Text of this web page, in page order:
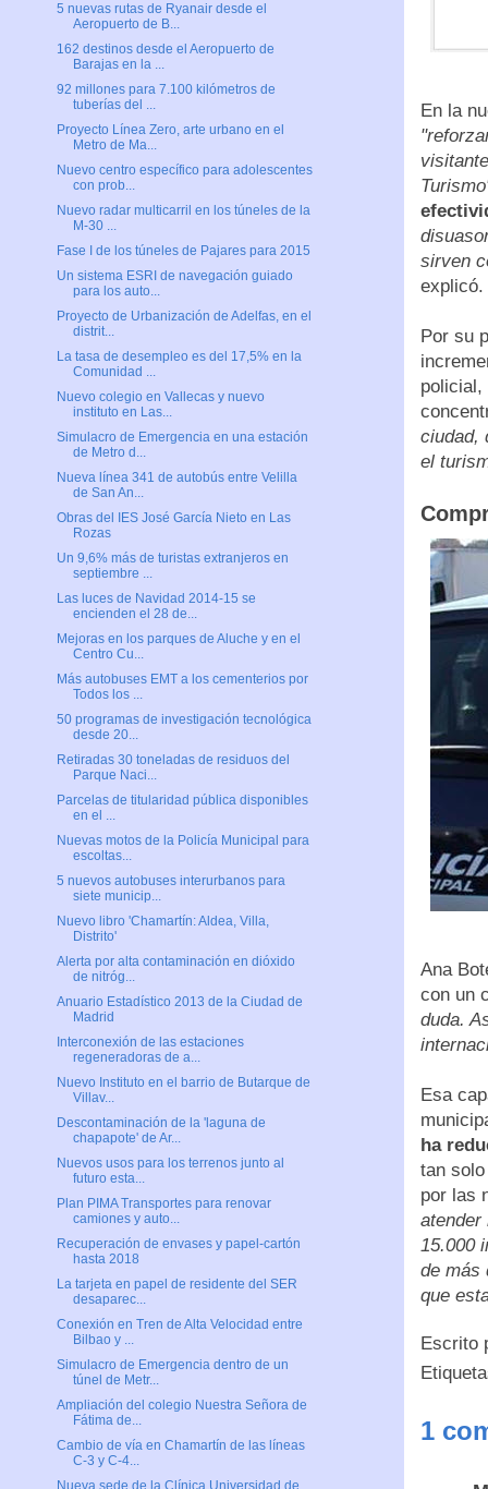
En la
sirven
explicó.
Por su
ciudad,
el
Ana
con un
duda.
Esa
ha
tan
por las
atender
15.000
de más
que
Escrito
1
5 nuevas rutas de Ryanair desde el
Aeropuerto de B...
162 destinos desde el Aeropuerto de
Barajas en la ...
92 millones para 7.100 kilómetros de
tuberías del ...
Proyecto Línea Zero, arte urbano en el
Metro de Ma...
Nuevo centro específico para adolescentes
con prob...
Nuevo radar multicarril en los túneles de la
M-30 ...
Fase I de los túneles de Pajares para 2015
Un sistema ESRI de navegación guiado
para los auto...
Proyecto de Urbanización de Adelfas, en el
distrit...
La tasa de desempleo es del 17,5% en la
Comunidad ...
Nuevo colegio en Vallecas y nuevo
instituto en Las...
Simulacro de Emergencia en una estación
de Metro d...
Nueva línea 341 de autobús entre Velilla
de San An...
Obras del IES José García Nieto en Las
Rozas
Un 9,6% más de turistas extranjeros en
septiembre ...
Las luces de Navidad 2014-15 se
encienden el 28 de...
Mejoras en los parques de Aluche y en el
Centro Cu...
Más autobuses EMT a los cementerios por
Todos los ...
50 programas de investigación tecnológica
desde 20...
Retiradas 30 toneladas de residuos del
Parque Naci...
Parcelas de titularidad pública disponibles
en el ...
Nuevas motos de la Policía Municipal para
escoltas...
5 nuevos autobuses interurbanos para
siete municip...
Nuevo libro 'Chamartín: Aldea, Villa,
Distrito'
Alerta por alta contaminación en dióxido
de nitróg...
Anuario Estadístico 2013 de la Ciudad de
Madrid
Interconexión de las estaciones
regeneradoras de a...
Nuevo Instituto en el barrio de Butarque de
Villav...
Descontaminación de la 'laguna de
chapapote' de Ar...
Nuevos usos para los terrenos junto al
futuro esta...
Plan PIMA Transportes para renovar
camiones y auto...
Recuperación de envases y papel-cartón
hasta 2018
La tarjeta en papel de residente del SER
desaparec...
Conexión en Tren de Alta Velocidad entre
Bilbao y ...
Simulacro de Emergencia dentro de un
túnel de Metr...
Ampliación del colegio Nuestra Señora de
Fátima de...
Cambio de vía en Chamartín de las líneas
C-3 y C-4...